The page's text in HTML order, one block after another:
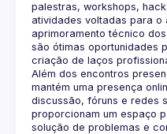
palestras, workshops,
atividades voltadas para o
aprimoramento técnico
são ótimas oportunidades
Além dos encontros
mantém uma presença
discussão, fóruns e redes
proporcionam um espaço
solução de problemas e